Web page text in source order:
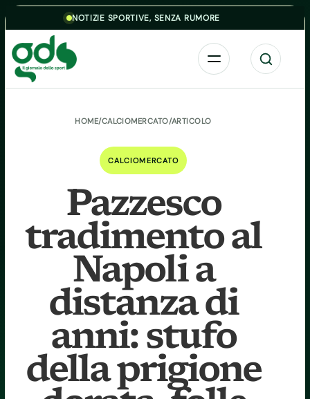
Skip to contentNOTIZIE SPORTIVE, SENZA RUMORE
Menu Cerca
HOME/CALCIOMERCATO/ARTICOLO
CALCIOMERCATO
Pazzesco
tradimento al
Napoli a
distanza di
anni: stufo
della prigione